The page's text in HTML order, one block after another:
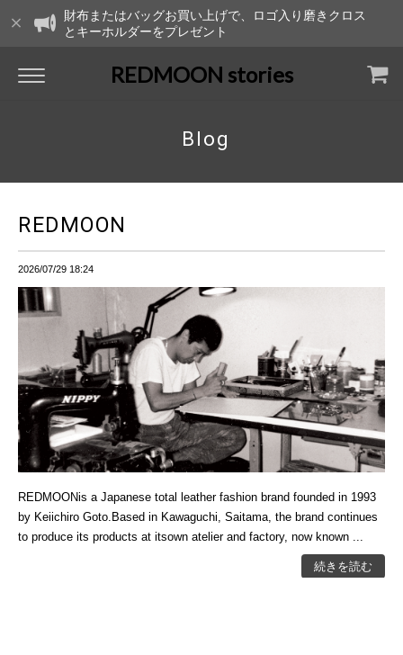
財布またはバッグお買い上げで、ロゴ入り磨きクロス
とキーホルダーをプレゼント
REDMOON stories
Blog
REDMOON
2026/07/29 18:24
REDMOONis a Japanese total leather fashion brand founded in 1993
by Keiichiro Goto.Based in Kawaguchi, Saitama, the brand continues
to produce its products at itsown atelier and factory, now known ...
続きを読む